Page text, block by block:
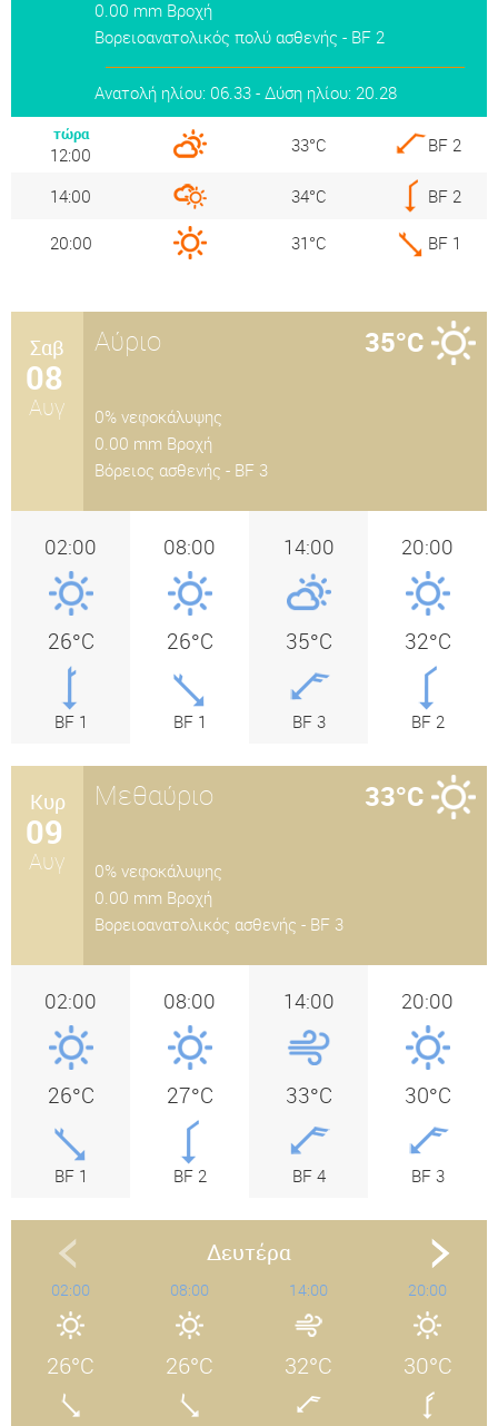
0.00 mm Βροχή
Βορειοανατολικός πολύ ασθενής - BF 2
Ανατολή ηλίου: 06.33 - Δύση ηλίου: 20.28
τώρα
12:00 33°C BF 2
14:00 34°C BF 2
20:00 31°C BF 1
Σαβ
08
Αυγ
Αύριο 35°C
0% νεφοκάλυψης
0.00 mm Βροχή
Βόρειος ασθενής - BF 3
02:00
26°C
BF 1
08:00
26°C
BF 1
14:00
35°C
BF 3
20:00
32°C
BF 2
Κυρ
09
Αυγ
Μεθαύριο 33°C
0% νεφοκάλυψης
0.00 mm Βροχή
Βορειοανατολικός ασθενής - BF 3
02:00
26°C
BF 1
08:00
27°C
BF 2
14:00
33°C
BF 4
20:00
30°C
BF 3
Δευτέρα
02:00
26°C
08:00
26°C
14:00
32°C
20:00
30°C